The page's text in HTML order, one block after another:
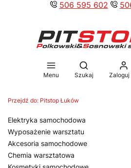
506 595 602
Menu
Otwórz
Szukaj Zaloguj
Przejdź do: Pitstop Łuków
Elektryka samochodowa
Wyposażenie warsztatu
Akcesoria samochodowe
Chemia warsztatowa